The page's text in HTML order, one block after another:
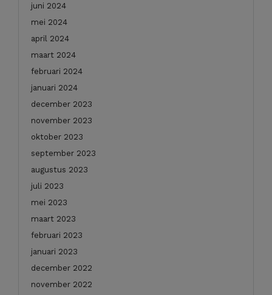
juni 2024
mei 2024
april 2024
maart 2024
februari 2024
januari 2024
december 2023
november 2023
oktober 2023
september 2023
augustus 2023
juli 2023
mei 2023
maart 2023
februari 2023
januari 2023
december 2022
november 2022